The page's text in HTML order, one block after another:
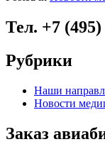
Тел. +7
Рубрики
Наши
Новости
Заказ